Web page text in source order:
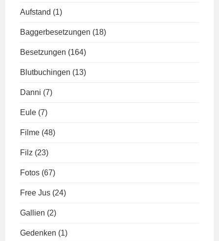
Aufstand (1)
Baggerbesetzungen (18)
Besetzungen (164)
Blutbuchingen (13)
Danni (7)
Eule (7)
Filme (48)
Filz (23)
Fotos (67)
Free Jus (24)
Gallien (2)
Gedenken (1)